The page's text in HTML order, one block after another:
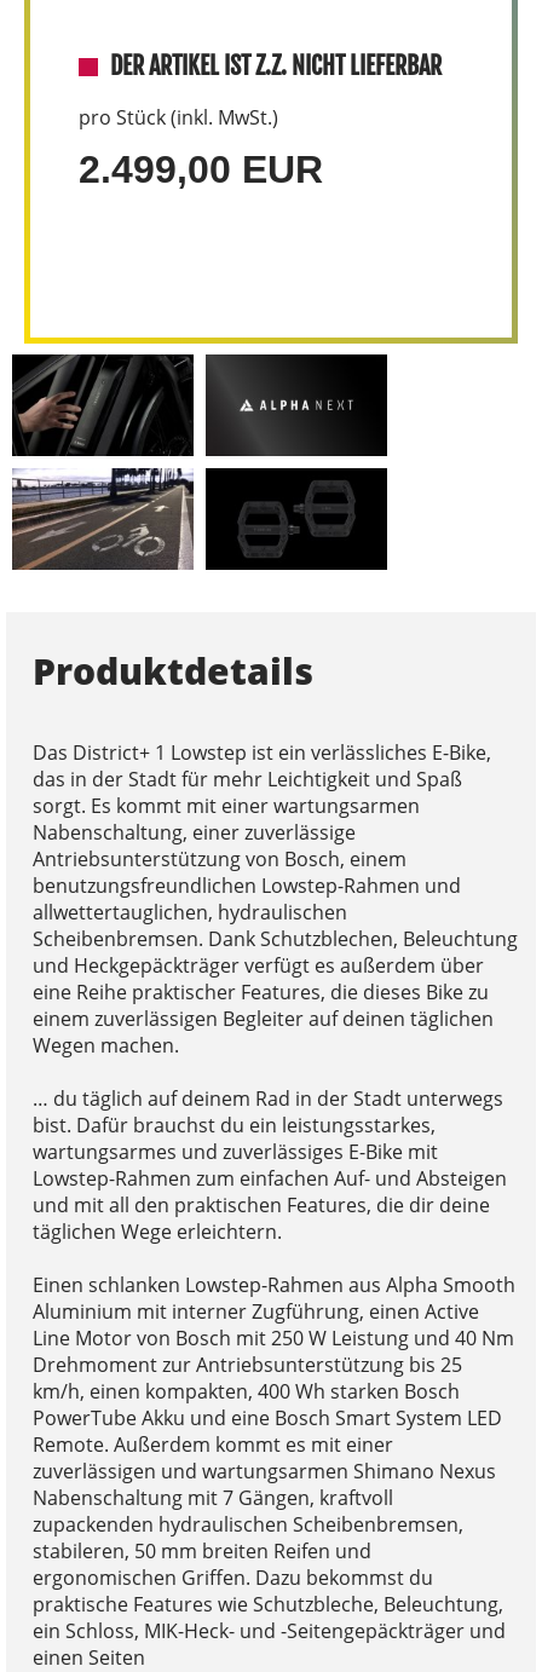
DER ARTIKEL IST Z.Z. NICHT LIEFERBAR
pro Stück (inkl. MwSt.)
2.499,00 EUR
Produktdetails
Das District+ 1 Lowstep ist ein verlässliches E-Bike,
das in der Stadt für mehr Leichtigkeit und Spaß
sorgt. Es kommt mit einer wartungsarmen
Nabenschaltung, einer zuverlässige
Antriebsunterstützung von Bosch, einem
benutzungsfreundlichen Lowstep-Rahmen und
allwettertauglichen, hydraulischen
Scheibenbremsen. Dank Schutzblechen, Beleuchtung
und Heckgepäckträger verfügt es außerdem über
eine Reihe praktischer Features, die dieses Bike zu
einem zuverlässigen Begleiter auf deinen täglichen
Wegen machen.
… du täglich auf deinem Rad in der Stadt unterwegs
bist. Dafür brauchst du ein leistungsstarkes,
wartungsarmes und zuverlässiges E-Bike mit
Lowstep-Rahmen zum einfachen Auf- und Absteigen
und mit all den praktischen Features, die dir deine
täglichen Wege erleichtern.
Einen schlanken Lowstep-Rahmen aus Alpha Smooth
Aluminium mit interner Zugführung, einen Active
Line Motor von Bosch mit 250 W Leistung und 40 Nm
Drehmoment zur Antriebsunterstützung bis 25
km/h, einen kompakten, 400 Wh starken Bosch
PowerTube Akku und eine Bosch Smart System LED
Remote. Außerdem kommt es mit einer
zuverlässigen und wartungsarmen Shimano Nexus
Nabenschaltung mit 7 Gängen, kraftvoll
zupackenden hydraulischen Scheibenbremsen,
stabileren, 50 mm breiten Reifen und
ergonomischen Griffen. Dazu bekommst du
praktische Features wie Schutzbleche, Beleuchtung,
ein Schloss, MIK-Heck- und -Seitengepäckträger und
einen Seiten